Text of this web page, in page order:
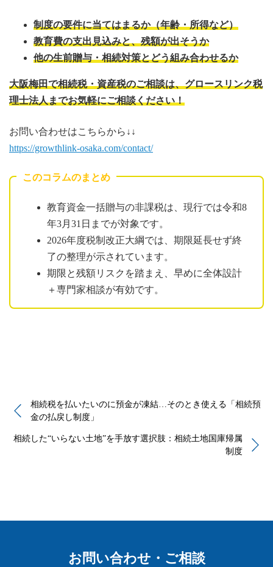
制度の要件に当てはまるか（年齢・所得など）
教育費の支出見込みと、残額が出そうか
他の生前贈与・相続対策とどう組み合わせるか
大阪梅田で相続税・資産税のご相談は、グロースリンク税
理士法人までお気軽にご相談ください！
お問い合わせはこちらから↓↓
https://growthlink-osaka.com/contact/
このコラムのまとめ
教育資金一括贈与の非課税は、現行では令和8
年3月31日までが対象です。
2026年度税制改正大綱では、期限延長せず終
了の整理が示されています。
期限と残額リスクを踏まえ、早めに全体設計
＋専門家相談が有効です。
相続税を払いたいのに預金が凍結…そのとき使える「相続預
金の払戻し制度」
相続した“いらない土地”を手放す選択肢：相続土地国庫帰属
制度
お問い合わせ・ご相談